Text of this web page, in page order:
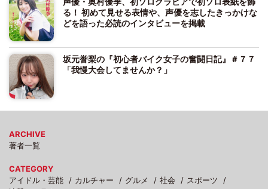
る！ 初めて見せる表情や、声優を志したきっかけな
どを語った必読のインタビューを掲載
坂元誉梨の『初心者バイク女子の奮闘日記』＃７７
「我慢大会してませんか？」
ARCHIVE
著者一覧
CATEGORY
アイドル・芸能
カルチャー グルメ 社会
スポーツ